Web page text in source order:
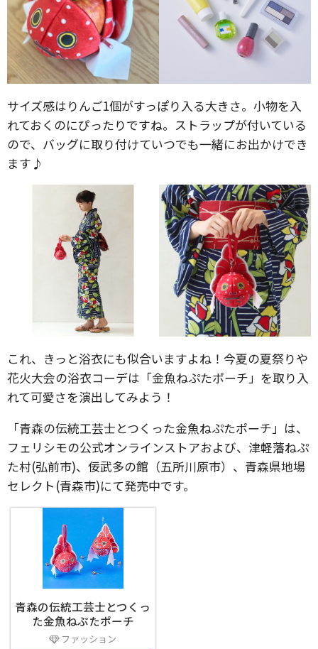
サイズ感はりんご1個がすっぽり入る大きさ。小物を入
れておくのにぴったりですね。ストラップが付いている
ので、バッグに取り付けていつでも一緒にお出かけでき
ます♪
これ、きっと浴衣にも似合いますよね！今夏の夏祭りや
花火大会の浴衣コーデは「金魚ねぷたポーチ」を取り入
れて可愛さを演出してみよう！
「青森の伝統工芸士とつくった金魚ねぷたポーチ」は、
フェリシモの公式オンラインストアおよび、津軽藩ねぷ
た村(弘前市)、佞武多の館（五所川原市）、青森県地場
セレクト(青森市)にて発売中です。
青森の伝統工芸士とつくっ
た金魚ねぷたポーチ
ファッション